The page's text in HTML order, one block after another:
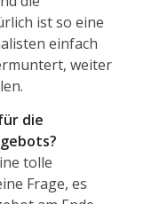
ist so eine
einfach
weiter
die
tolle
Frage, es